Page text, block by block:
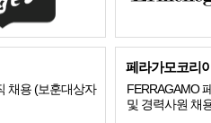
채용 (보훈대상자
페라가모코리
FERRAGAMO
및 경력사원 채